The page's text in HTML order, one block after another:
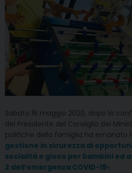
Sabato 16 maggio 2020, dopo la
del Presidente del Consiglio dei
politiche della famiglia ha emanato
gestione in sicurezza di
socialità e gioco per bambini ed
2 dell’emergenza COVID-19».